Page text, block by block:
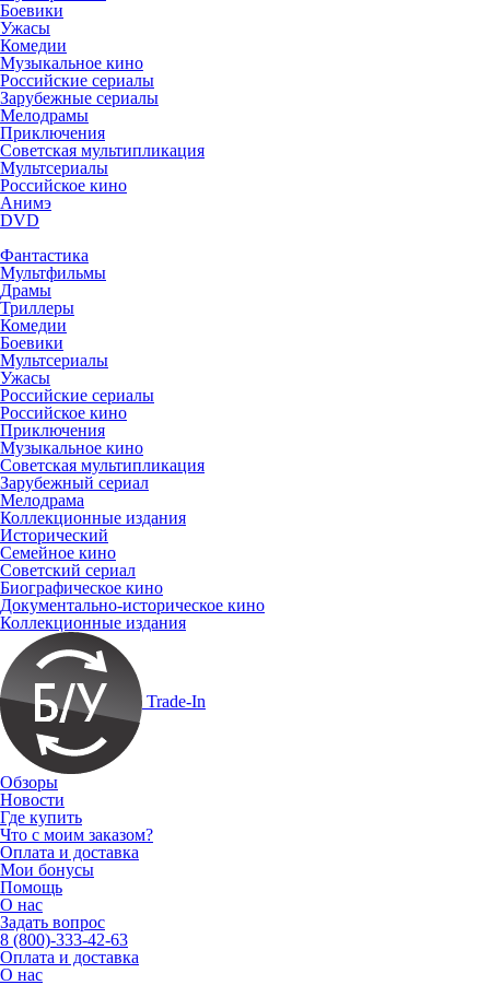
Боевики
Ужасы
Комедии
Музыкальное кино
Российские сериалы
Зарубежные сериалы
Мелодрамы
Приключения
Советская мультипликация
Мультсериалы
Российское кино
Анимэ
DVD
Фантастика
Мультфильмы
Драмы
Триллеры
Комедии
Боевики
Мультсериалы
Ужасы
Российские сериалы
Российское кино
Приключения
Музыкальное кино
Советская мультипликация
Зарубежный сериал
Мелодрама
Коллекционные издания
Исторический
Семейное кино
Советский сериал
Биографическое кино
Документально-историческое кино
Коллекционные издания
Trade-In
Обзоры
Новости
Где купить
Что с моим заказом?
Оплата и доставка
Мои бонусы
Помощь
О нас
Задать вопрос
8 (800)-333-42-63
Оплата и доставка
О нас